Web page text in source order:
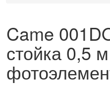
Came
стойка 0,5